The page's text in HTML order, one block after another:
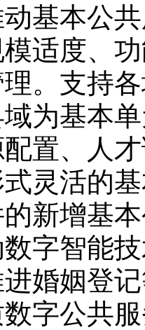
基本公
适度、
。支持
为基本
置、人
灵活的
新增基
字智能
婚姻登
字公共